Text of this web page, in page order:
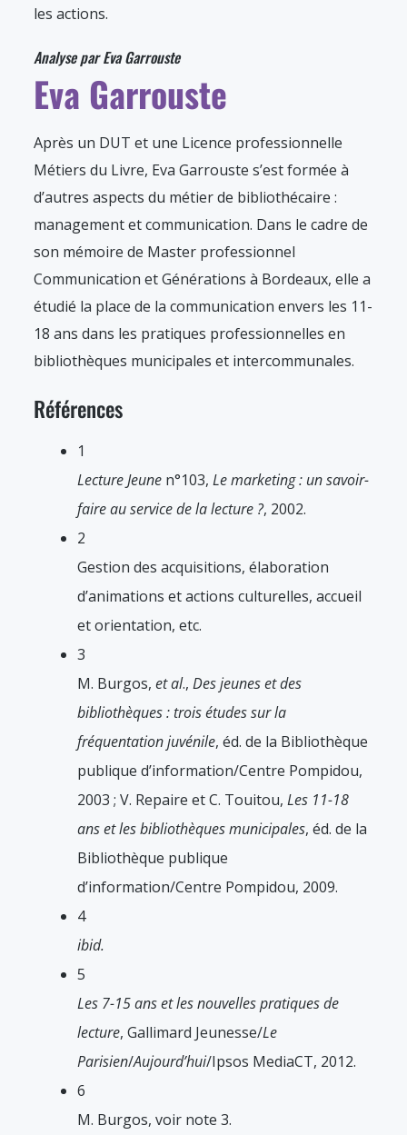
les actions.
Analyse par Eva Garrouste
Eva Garrouste
Après un DUT et une Licence professionnelle
Métiers du Livre, Eva Garrouste s’est formée à
d’autres aspects du métier de bibliothécaire :
management et communication. Dans le cadre de
son mémoire de Master professionnel
Communication et Générations à Bordeaux, elle a
étudié la place de la communication envers les 11-
18 ans dans les pratiques professionnelles en
bibliothèques municipales et intercommunales.
Références
1
Lecture Jeune n°103, Le marketing : un savoir-
faire au service de la lecture ?, 2002.
2
Gestion des acquisitions, élaboration
d’animations et actions culturelles, accueil
et orientation, etc.
3
M. Burgos, et al., Des jeunes et des
bibliothèques : trois études sur la
fréquentation juvénile, éd. de la Bibliothèque
publique d’information/Centre Pompidou,
2003 ; V. Repaire et C. Touitou, Les 11-18
ans et les bibliothèques municipales, éd. de la
Bibliothèque publique
d’information/Centre Pompidou, 2009.
4
ibid.
5
Les 7-15 ans et les nouvelles pratiques de
lecture, Gallimard Jeunesse/Le
Parisien/Aujourd’hui/Ipsos MediaCT, 2012.
6
M. Burgos, voir note 3.